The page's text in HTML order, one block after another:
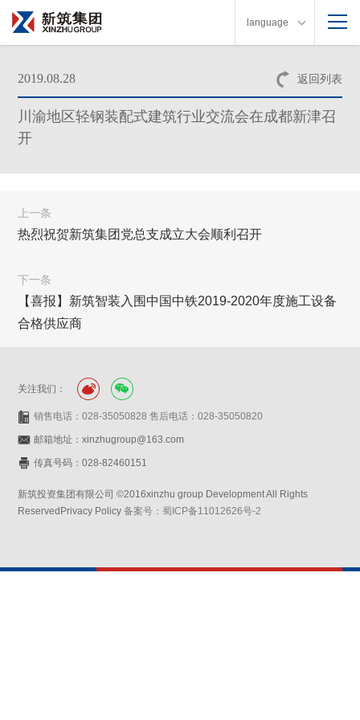
language
返回列表
2019.08.28
川渝地区轻钢装配式建筑行业交流会在成都新津召
开
上一条
热烈祝贺新筑集团党总支成立大会顺利召开
下一条
【喜报】新筑智装入围中国中铁2019-2020年度施工设备
合格供应商
关注我们：
销售电话：028-35050828 售后电话：028-35050820
邮箱地址：xinzhugroup@163.com
传真号码：028-82460151
新筑投资集团有限公司 ©2016xinzhu group Development All Rights
ReservedPrivacy Policy备案号：蜀ICP备11012626号-2